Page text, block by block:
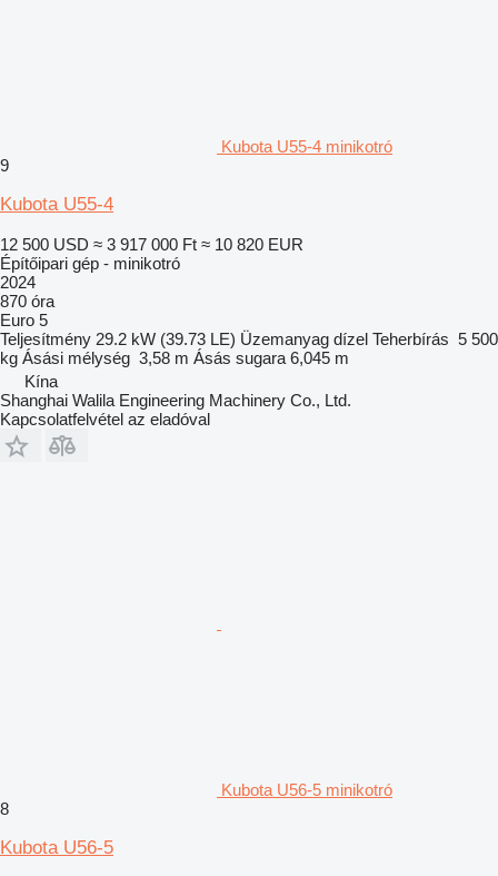
Kubota U55-4 minikotró
9
Kubota U55-4
12 500 USD ≈ 3 917 000 Ft ≈ 10 820 EUR
Építőipari gép - minikotró
2024
870 óra
Euro 5
Teljesítmény 29.2 kW (39.73 LE) Üzemanyag dízel Teherbírás 5 500
kg Ásási mélység 3,58 m Ásás sugara 6,045 m
Kína
Shanghai Walila Engineering Machinery Co., Ltd.
Kapcsolatfelvétel az eladóval
Kubota U56-5 minikotró
8
Kubota U56-5